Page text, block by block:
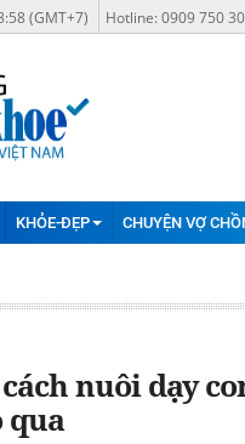
(GMT+7) Hotline: 0909 750
KHỎE-ĐẸP CHUYỆN VỢ
nuôi dạy
qua